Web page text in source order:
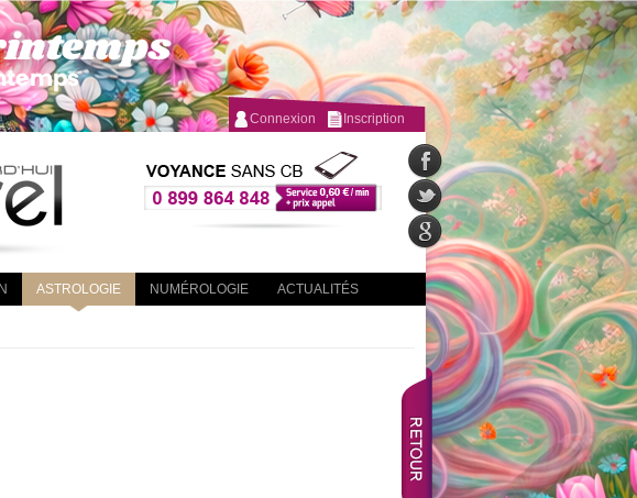
Connexion Inscription
ASTROLOGIE NUMÉROLOGIE ACTUALITÉS